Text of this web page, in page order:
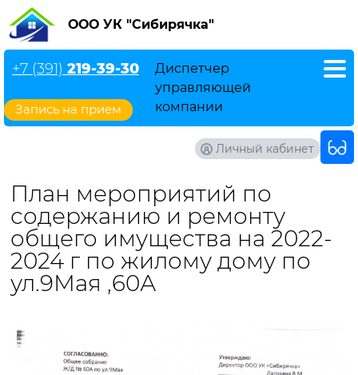
ООО УК "Сибирячка"
Запись на прием
+7 (391) 219-39-30
Диспетчер
управляющей
компании
Личный кабинет
План мероприятий по
содержанию и ремонту
общего имущества на 2022-
2024 г по жилому дому по
ул.9Мая ,60А